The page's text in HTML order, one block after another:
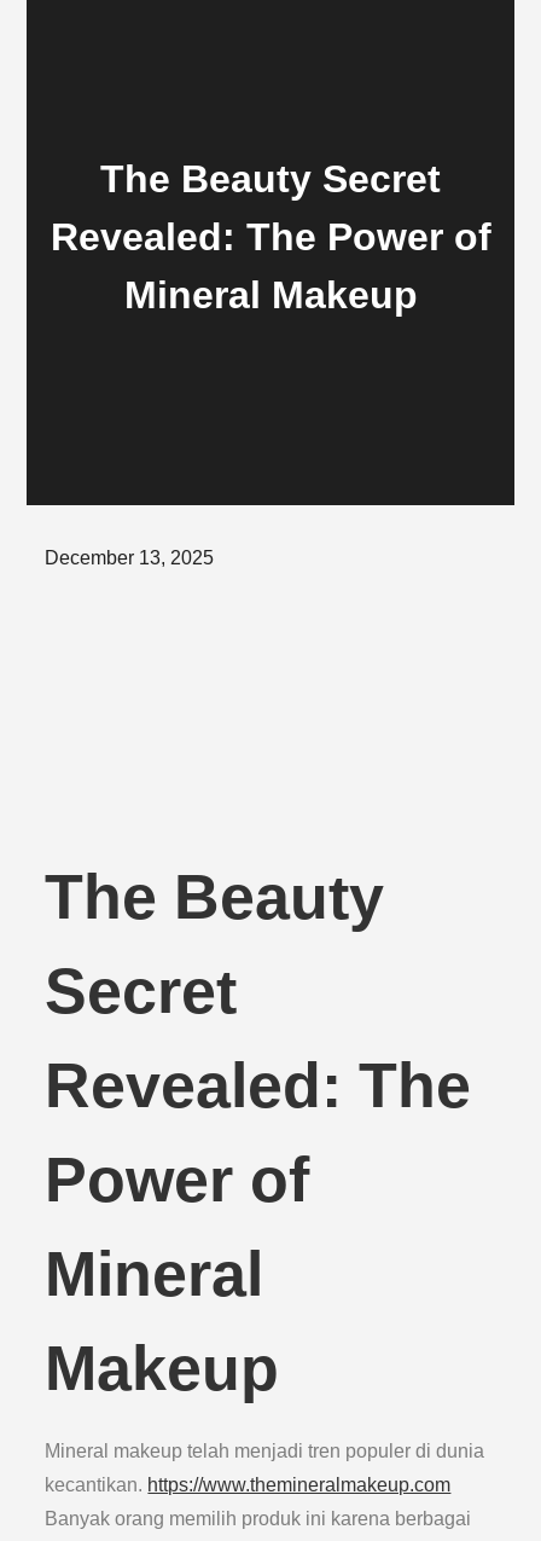
The Beauty Secret
Revealed: The Power of
Mineral Makeup
Posted
December 13, 2025
The Beauty
Secret
Revealed: The
Power of
Mineral
Makeup
Mineral makeup telah menjadi tren populer di dunia
kecantikan. https://www.themineralmakeup.com
Banyak orang memilih produk ini karena berbagai